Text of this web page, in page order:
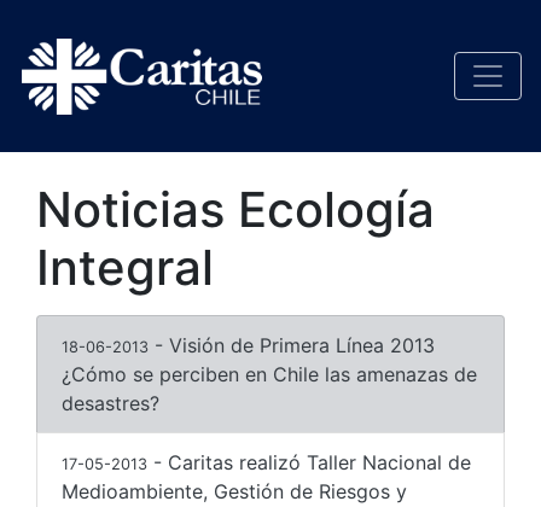
Noticias Ecología
Integral
18-06-2013 - Visión de Primera Línea 2013
¿Cómo se perciben en Chile las amenazas de
desastres?
17-05-2013 - Caritas realizó Taller Nacional de
Medioambiente, Gestión de Riesgos y